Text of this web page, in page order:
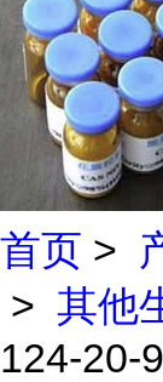
首页 >
> 其他
124-20-9